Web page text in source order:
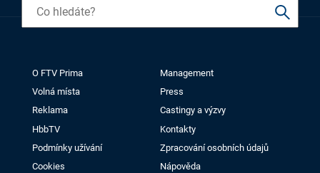
O FTV Prima
Management
Volná místa
Press
Reklama
Castingy a výzvy
HbbTV
Kontakty
Podmínky užívání
Zpracování osobních údajů
Cookies
Nápověda